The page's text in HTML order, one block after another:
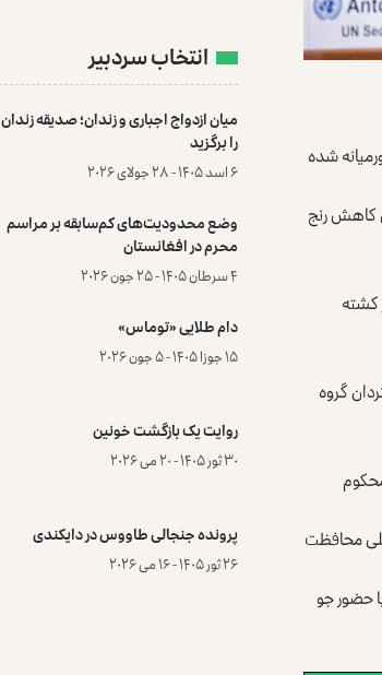
شده
کاهش رنج
کشته
گروه
محافظت
حضور جو
انتخاب سردبیر
میان ازدواج اجباری و زندان؛ صدیقه زندان
را برگزید
۶ اسد ۱۴۰۵ - ۲۸ جولای ۲۰۲۶
وضع محدودیت‌های کم‌سابقه بر مراسم
محرم در افغانستان
۴ سرطان ۱۴۰۵ - ۲۵ جون ۲۰۲۶
دام طلایی «توماس»
۱۵ جوزا ۱۴۰۵ - ۵ جون ۲۰۲۶
روایت یک بازگشت خونین
۳۰ ثور ۱۴۰۵ - ۲۰ می ۲۰۲۶
پرونده‌ جنجالی طاووس در دایکندی
۲۶ ثور ۱۴۰۵ - ۱۶ می ۲۰۲۶